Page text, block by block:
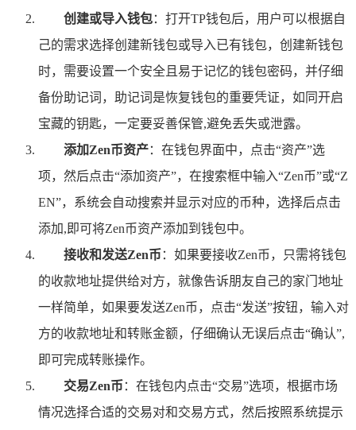
创建或导入钱包：打开TP钱包后，用户可以根据自
己的需求选择创建新钱包或导入已有钱包，创建新钱包
时，需要设置一个安全且易于记忆的钱包密码，并仔细
备份助记词，助记词是恢复钱包的重要凭证，如同开启
宝藏的钥匙，一定要妥善保管,避免丢失或泄露。
添加Zen币资产：在钱包界面中，点击“资产”选
项，然后点击“添加资产”，在搜索框中输入“Zen币”或“Z
EN”，系统会自动搜索并显示对应的币种，选择后点击
添加,即可将Zen币资产添加到钱包中。
接收和发送Zen币 ：如果要接收Zen币，只需将钱包
的收款地址提供给对方，就像告诉朋友自己的家门地址
一样简单，如果要发送Zen币，点击“发送”按钮，输入对
方的收款地址和转账金额，仔细确认无误后点击“确认”,
即可完成转账操作。
交易Zen币 ：在钱包内点击“交易”选项，根据市场
情况选择合适的交易对和交易方式，然后按照系统提示